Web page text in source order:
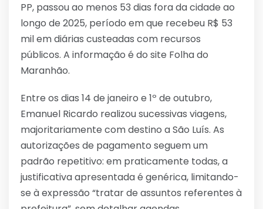
PP, passou ao menos 53 dias fora da cidade ao
longo de 2025, período em que recebeu R$ 53
mil em diárias custeadas com recursos
públicos. A informação é do site Folha do
Maranhão.
Entre os dias 14 de janeiro e 1º de outubro,
Emanuel Ricardo realizou sucessivas viagens,
majoritariamente com destino a São Luís. As
autorizações de pagamento seguem um
padrão repetitivo: em praticamente todas, a
justificativa apresentada é genérica, limitando-
se à expressão “tratar de assuntos referentes à